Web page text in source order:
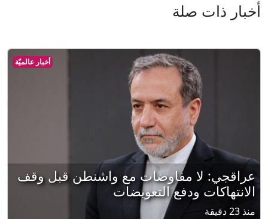
أخبار ذات صلة
أخبار عالميّة
عراقجي: لا مفاوضات مع واشنطن قبل وقف
الانتهاكات ودفع التعويضات
منذ 23 دقيقة